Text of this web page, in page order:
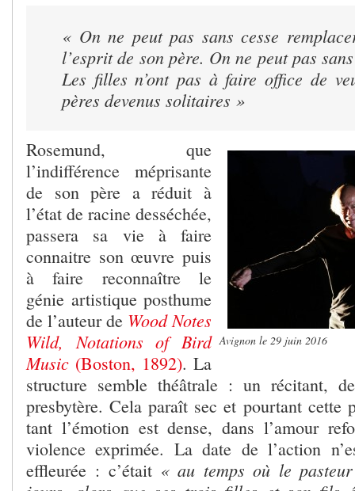
« On ne peut pas sans cesse
l’esprit de son père. On ne peut pas
Les filles n’ont pas à faire office de
pères devenus solitaires »
Avignon le 29 juin 2016
Rosemund, que
l’indifférence méprisante
de son père a réduit à
l’état de racine desséchée,
passera sa vie à faire
connaitre son œuvre puis
à faire reconnaître le
génie artistique posthume
de l’auteur de Wood Notes
Wild, Notations of Bird
Music (Boston, 1892). La
structure semble théâtrale : un récitant,
presbytère. Cela paraît sec et pourtant cette
tant l’émotion est dense, dans l’amour
violence exprimée. La date de l’action
effleurée : c’était « au temps où le